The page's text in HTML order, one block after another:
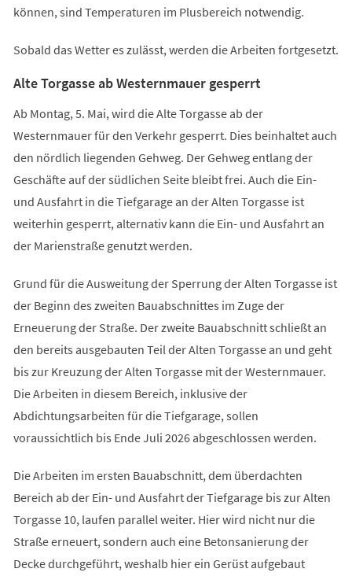
können, sind Temperaturen im Plusbereich notwendig.
Sobald das Wetter es zulässt, werden die Arbeiten fortgesetzt.
Alte Torgasse ab Westernmauer gesperrt
Ab Montag, 5. Mai, wird die Alte Torgasse ab der
Westernmauer für den Verkehr gesperrt. Dies beinhaltet auch
den nördlich liegenden Gehweg. Der Gehweg entlang der
Geschäfte auf der südlichen Seite bleibt frei. Auch die Ein-
und Ausfahrt in die Tiefgarage an der Alten Torgasse ist
weiterhin gesperrt, alternativ kann die Ein- und Ausfahrt an
der Marienstraße genutzt werden.
Grund für die Ausweitung der Sperrung der Alten Torgasse ist
der Beginn des zweiten Bauabschnittes im Zuge der
Erneuerung der Straße. Der zweite Bauabschnitt schließt an
den bereits ausgebauten Teil der Alten Torgasse an und geht
bis zur Kreuzung der Alten Torgasse mit der Westernmauer.
Die Arbeiten in diesem Bereich, inklusive der
Abdichtungsarbeiten für die Tiefgarage, sollen
voraussichtlich bis Ende Juli 2026 abgeschlossen werden.
Die Arbeiten im ersten Bauabschnitt, dem überdachten
Bereich ab der Ein- und Ausfahrt der Tiefgarage bis zur Alten
Torgasse 10, laufen parallel weiter. Hier wird nicht nur die
Straße erneuert, sondern auch eine Betonsanierung der
Decke durchgeführt, weshalb hier ein Gerüst aufgebaut